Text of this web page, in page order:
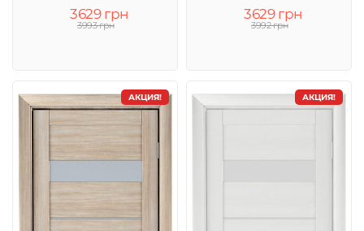
3629 грн
3993 грн
3629 грн
3992 грн
АКЦИЯ! АКЦИЯ!